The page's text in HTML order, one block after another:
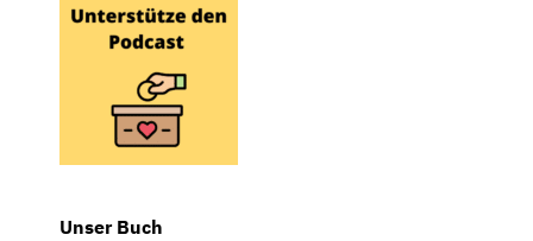
Unser Buch